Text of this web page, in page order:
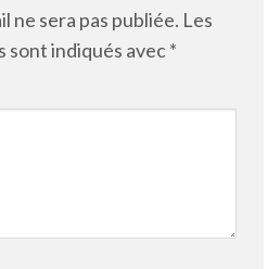
ne sera pas publiée. Les
sont indiqués avec*